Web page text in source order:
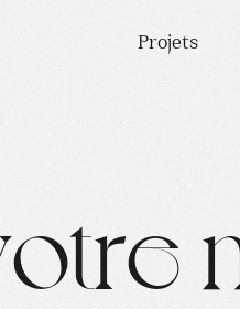
Projets
otre